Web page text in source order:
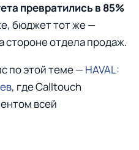
превратились в 85%
бюджет тот же —
стороне отдела продаж.
по этой теме —HAVAL:
, где Calltouch
всей